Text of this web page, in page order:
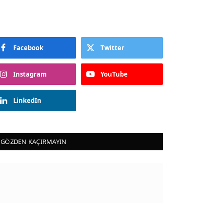
Facebook Twitter
Instagram YouTube
LinkedIn
GÖZDEN KAÇIRMAYIN